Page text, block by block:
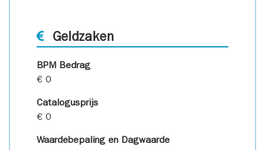
Geldzaken
BPM Bedrag
€ 0
Catalogusprijs
€ 0
Waardebepaling en Dagwaarde